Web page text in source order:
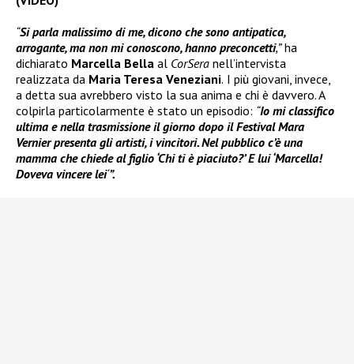
“Si parla malissimo di me, dicono che sono antipatica,
arrogante, ma non mi conoscono, hanno preconcetti,”ha
dichiarato Marcella Bella al CorSera nell’intervista
realizzata da Maria Teresa Veneziani. I più giovani, invece,
a detta sua avrebbero visto la sua anima e chi è davvero. A
colpirla particolarmente è stato un episodio: “Io mi classifico
ultima e nella trasmissione il giorno dopo il Festival Mara
Vernier presenta gli artisti, i vincitori. Nel pubblico c’è una
mamma che chiede al figlio ‘Chi ti è piaciuto?’ E lui ‘Marcella!
Doveva vincere lei‘”.